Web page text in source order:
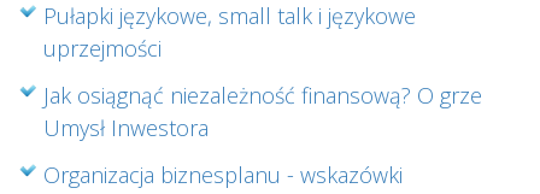
Pułapki językowe, small talk i językowe
uprzejmości
Jak osiągnąć niezależność finansową? O grze
Umysł Inwestora
Organizacja biznesplanu - wskazówki